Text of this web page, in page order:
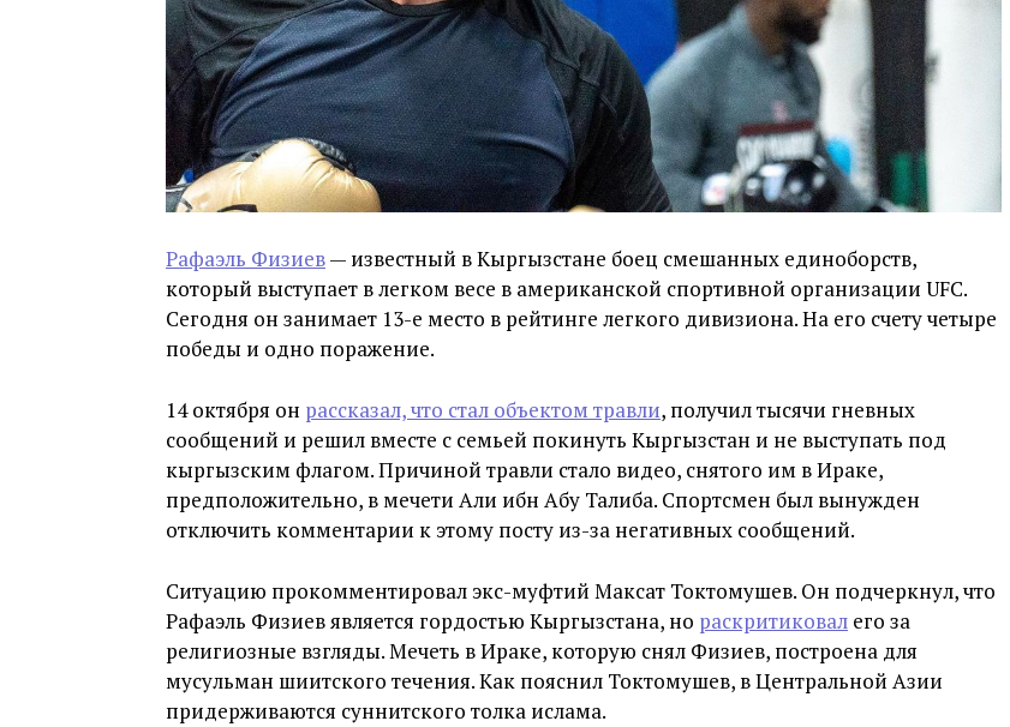
Рафаэль Физиев— известный в Кыргызстане боец смешанных единоборств,
который выступает в легком весе в американской спортивной организации UFC.
Сегодня он занимает 13-е место в рейтинге легкого дивизиона. На его счету четыре
победы и одно поражение.
14 октября он рассказал, что стал объектом травли, получил тысячи гневных
сообщений и решил вместе с семьей покинуть Кыргызстан и не выступать под
кыргызским флагом. Причиной травли стало видео, снятого им в Ираке,
предположительно, в мечети Али ибн Абу Талиба. Спортсмен был вынужден
отключить комментарии к этому посту из-за негативных сообщений.
Ситуацию прокомментировал экс-муфтий Максат Токтомушев. Он подчеркнул, что
Рафаэль Физиев является гордостью Кыргызстана, но раскритиковал его за
религиозные взгляды. Мечеть в Ираке, которую снял Физиев, построена для
мусульман шиитского течения. Как пояснил Токтомушев, в Центральной Азии
придерживаются суннитского толка ислама.